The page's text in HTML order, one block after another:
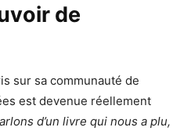
de
sur sa communauté de
est devenue réellement
d’un livre qui nous a plu,